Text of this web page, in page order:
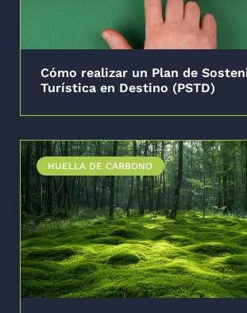
Cómo realizar un Plan de
Turística en Destino (PSTD)
HUELLA DE CARBONO